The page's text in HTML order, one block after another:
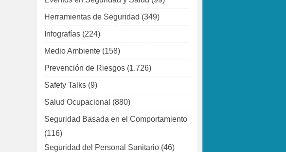
Herramientas de Seguridad (349)
Infografías (224)
Medio Ambiente (158)
Prevención de Riesgos (1.726)
Safety Talks (9)
Salud Ocupacional (880)
Seguridad Basada en el Comportamiento
(116)
Seguridad del Personal Sanitario (46)